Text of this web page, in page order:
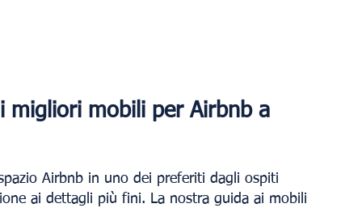
migliori mobili per Airbnb a
Airbnb in uno dei preferiti dagli ospiti
ai dettagli più fini. La nostra guida ai mobili